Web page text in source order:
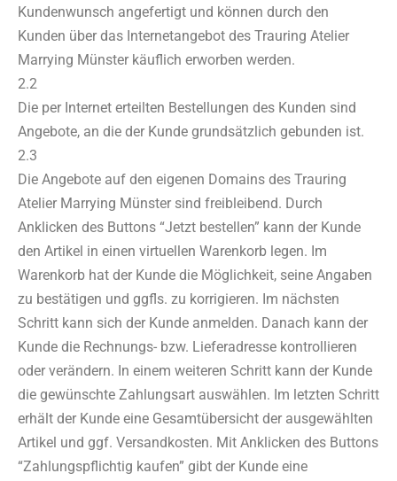
Kundenwunsch angefertigt und können durch den
Kunden über das Internetangebot des Trauring Atelier
Marrying Münster käuflich erworben werden.
2.2
Die per Internet erteilten Bestellungen des Kunden sind
Angebote, an die der Kunde grundsätzlich gebunden ist.
2.3
Die Angebote auf den eigenen Domains des Trauring
Atelier Marrying Münster sind freibleibend. Durch
Anklicken des Buttons “Jetzt bestellen” kann der Kunde
den Artikel in einen virtuellen Warenkorb legen. Im
Warenkorb hat der Kunde die Möglichkeit, seine Angaben
zu bestätigen und ggfls. zu korrigieren. Im nächsten
Schritt kann sich der Kunde anmelden. Danach kann der
Kunde die Rechnungs- bzw. Lieferadresse kontrollieren
oder verändern. In einem weiteren Schritt kann der Kunde
die gewünschte Zahlungsart auswählen. Im letzten Schritt
erhält der Kunde eine Gesamtübersicht der ausgewählten
Artikel und ggf. Versandkosten. Mit Anklicken des Buttons
“Zahlungspflichtig kaufen” gibt der Kunde eine